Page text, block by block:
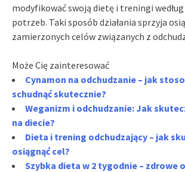
modyfikować swoją dietę i treningi
potrzeb. Taki sposób działania sprzyja
zamierzonych celów związanych z
Może Cię zainteresować
Cynamon na odchudzanie – jak
schudnąć skutecznie?
Weganizm i odchudzanie: Jak
na diecie?
Dieta i trening odchudzający – jak
osiągnąć cel?
Szybka dieta w 2 tygodnie – zdrowe